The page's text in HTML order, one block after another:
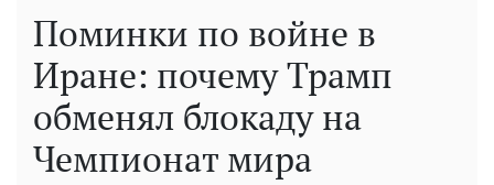
Поминки по войне в
Иране: почему Трамп
обменял блокаду на
Чемпионат мира